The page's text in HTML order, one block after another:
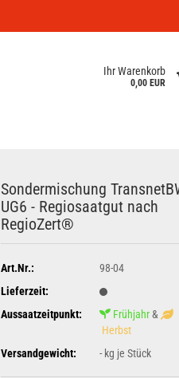
Ihr Warenkorb
0,00 EUR
Sondermischung
UG6 - Regiosaatgut nach
RegioZert®
Art.Nr.:
98-04
Lieferzeit:
Aussaatzeitpunkt:
Frühjahr&
Herbst
Versandgewicht:
-kg je Stück